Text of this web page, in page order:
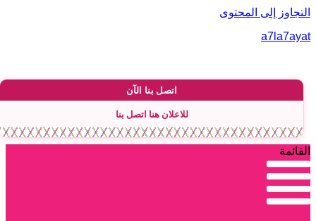
إلى المحتوى
اتصل بنا الآن
للاعلان هنا اتصل بنا